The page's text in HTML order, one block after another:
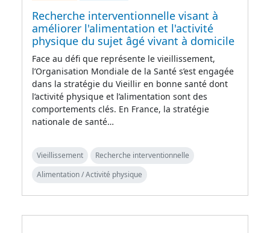
Recherche interventionnelle visant à
améliorer l'alimentation et l'activité
physique du sujet âgé vivant à domicile
Face au défi que représente le vieillissement,
l’Organisation Mondiale de la Santé s’est engagée
dans la stratégie du Vieillir en bonne santé dont
l’activité physique et l’alimentation sont des
comportements clés. En France, la stratégie
nationale de santé…
Vieillissement
Recherche interventionnelle
Alimentation / Activité physique